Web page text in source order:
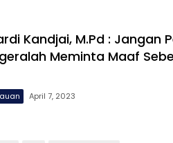
Kandjai, M.Pd : Jangan
Meminta Maaf
April 7, 2023